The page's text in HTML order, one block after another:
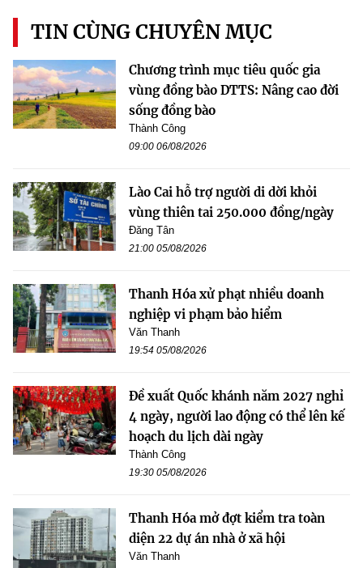
TIN CÙNG CHUYÊN MỤC
Chương trình mục tiêu quốc gia
vùng đồng bào DTTS: Nâng cao đời
sống đồng bào
Thành Công
09:00 06/08/2026
Lào Cai hỗ trợ người di dời khỏi
vùng thiên tai 250.000 đồng/ngày
Đăng Tân
21:00 05/08/2026
Thanh Hóa xử phạt nhiều doanh
nghiệp vi phạm bảo hiểm
Văn Thanh
19:54 05/08/2026
Đề xuất Quốc khánh năm 2027 nghỉ
4 ngày, người lao động có thể lên kế
hoạch du lịch dài ngày
Thành Công
19:30 05/08/2026
Thanh Hóa mở đợt kiểm tra toàn
diện 22 dự án nhà ở xã hội
Văn Thanh